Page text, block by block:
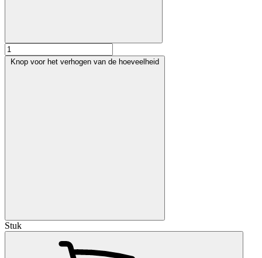
Knop voor het verhogen van de hoeveelheid
Stuk